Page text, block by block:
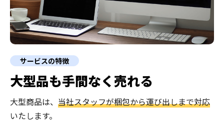
サービスの特徴
大型品も手間なく売れる
大型商品は、 当社スタッフが梱包から運び出しまで対応
いたします。